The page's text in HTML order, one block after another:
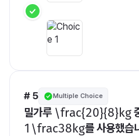
# 5 Multiple Choice
밀가루 ​\frac{20}{8}kg​
​1\frac38kg​를 사용했습